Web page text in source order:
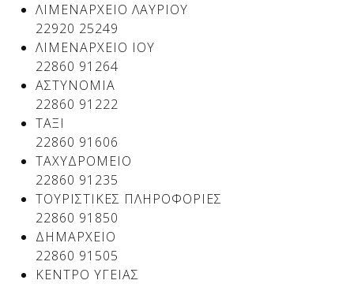
Δείτε μας:
ΛΙΜΕΝΑΡΧΕΙΟ ΛΑΥΡΙΟΥ
22920 25249
ΛΙΜΕΝΑΡΧΕΙΟ ΙΟΥ
22860 91264
ΑΣΤΥΝΟΜΙΑ
22860 91222
ΤΑΞΙ
22860 91606
ΤΑΧΥΔΡΟΜΕΙΟ
22860 91235
ΤΟΥΡΙΣΤΙΚΕΣ ΠΛΗΡΟΦΟΡΙΕΣ
22860 91850
ΔΗΜΑΡΧΕΙΟ
22860 91505
ΚΕΝΤΡΟ ΥΓΕΙΑΣ